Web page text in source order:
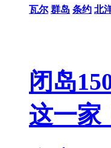
瓦尔 群岛 条约 北
闭岛
这一家